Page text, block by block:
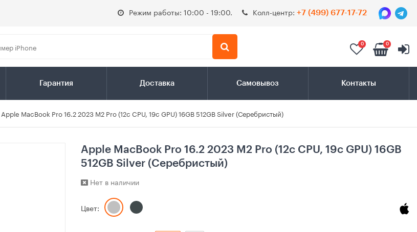
Режим работы: 10:00 - 19:00. Колл-центр: +7 (499) 677-17-72
0 0
Гарантия Доставка Самовывоз Контакты
Apple MacBook Pro 16.2 2023 M2 Pro (12c CPU, 19c GPU) 16GB 512GB Silver (Серебристый)
Apple MacBook Pro 16.2 2023 M2 Pro (12c CPU, 19c GPU) 16GB
512GB Silver (Серебристый)
Нет в наличии
Цвет: